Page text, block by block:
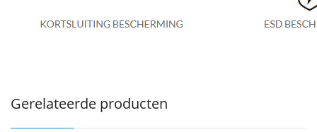
Gerelateerde producten